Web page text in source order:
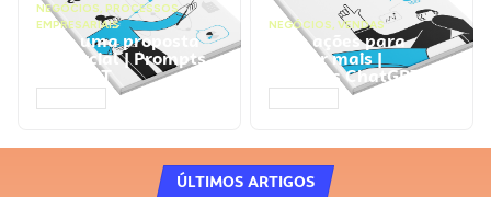
NEGÓCIOS, PROCESSOS
EMPRESARIAIS
Faça uma proposta
comercial | Prompts
ChatGPT
NEGÓCIOS, VENDAS
Faça ações para
vender mais |
Prompts ChatGPT
ÚLTIMOS ARTIGOS